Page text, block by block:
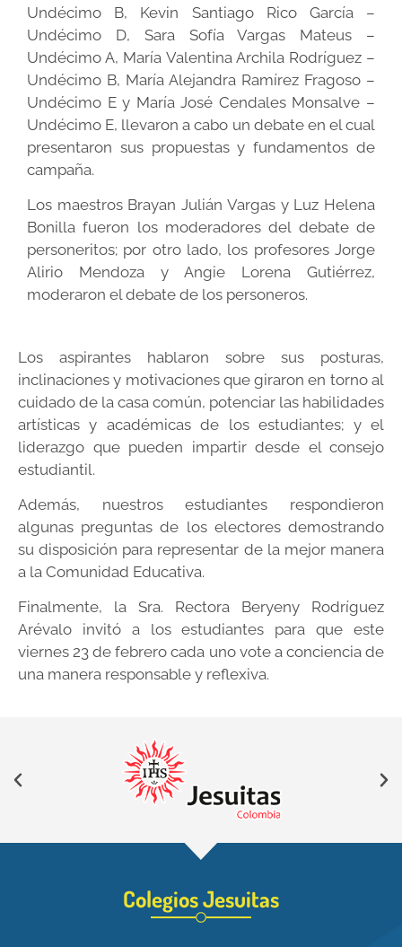
Undécimo B, Kevin Santiago Rico García –
Undécimo D, Sara Sofía Vargas Mateus –
Undécimo A, María Valentina Archila Rodríguez –
Undécimo B, María Alejandra Ramírez Fragoso –
Undécimo E y María José Cendales Monsalve –
Undécimo E, llevaron a cabo un debate en el cual
presentaron sus propuestas y fundamentos de
campaña.
Los maestros Brayan Julián Vargas y Luz Helena
Bonilla fueron los moderadores del debate de
personeritos; por otro lado, los profesores Jorge
Alirio Mendoza y Angie Lorena Gutiérrez,
moderaron el debate de los personeros.
Los aspirantes hablaron sobre sus posturas,
inclinaciones y motivaciones que giraron en torno al
cuidado de la casa común, potenciar las habilidades
artísticas y académicas de los estudiantes; y el
liderazgo que pueden impartir desde el consejo
estudiantil.
Además, nuestros estudiantes respondieron
algunas preguntas de los electores demostrando
su disposición para representar de la mejor manera
a la Comunidad Educativa.
Finalmente, la Sra. Rectora Beryeny Rodríguez
Arévalo invitó a los estudiantes para que este
viernes 23 de febrero cada uno vote a conciencia de
una manera responsable y reflexiva.
Colegios Jesuitas